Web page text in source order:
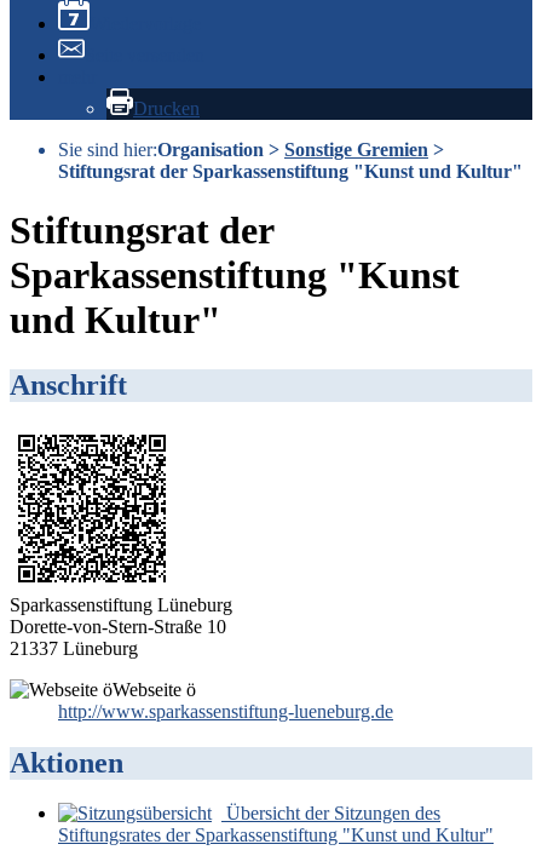
Drucken
Sie sind hier:Organisation > Sonstige Gremien >
Stiftungsrat der Sparkassenstiftung "Kunst und Kultur"
Stiftungsrat der
Sparkassenstiftung "Kunst
und Kultur"
Anschrift
Sparkassenstiftung Lüneburg
Dorette-von-Stern-Straße 10
21337 Lüneburg
Webseite ö
http://www.sparkassenstiftung-lueneburg.de
Aktionen
Übersicht der Sitzungen des
Stiftungsrates der Sparkassenstiftung "Kunst und Kultur"